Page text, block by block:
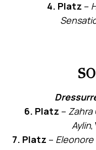
4. Platz –
6. Platz – Zahra
Aylin,
7. Platz – Eleonore